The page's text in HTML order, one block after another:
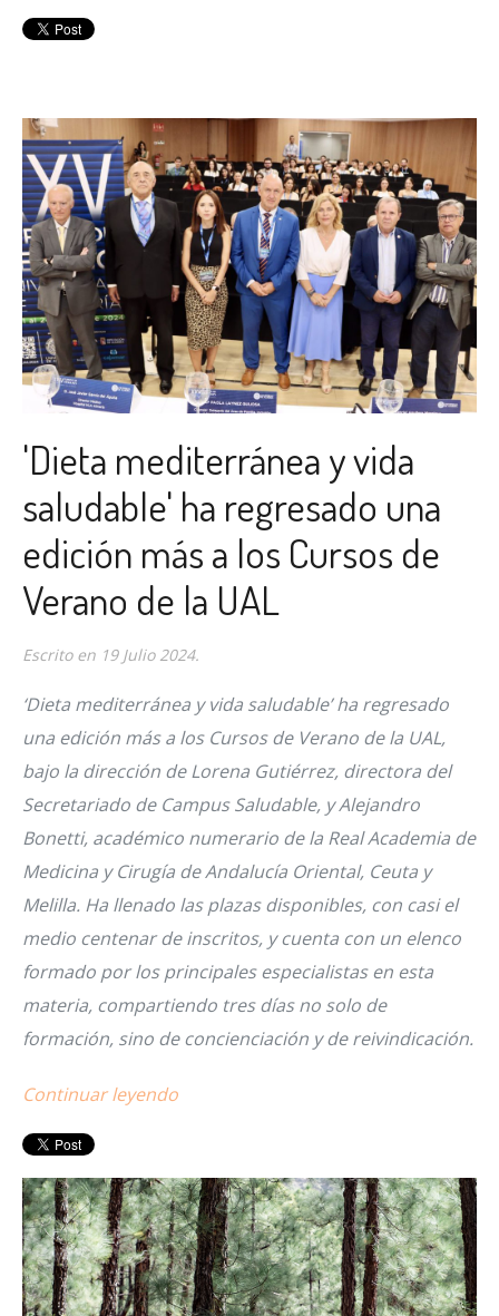
'Dieta mediterránea y vida
saludable' ha regresado una
edición más a los Cursos de
Verano de la UAL
Escrito en 19 Julio 2024.
‘Dieta mediterránea y vida saludable’ ha regresado
una edición más a los Cursos de Verano de la UAL,
bajo la dirección de Lorena Gutiérrez, directora del
Secretariado de Campus Saludable, y Alejandro
Bonetti, académico numerario de la Real Academia de
Medicina y Cirugía de Andalucía Oriental, Ceuta y
Melilla. Ha llenado las plazas disponibles, con casi el
medio centenar de inscritos, y cuenta con un elenco
formado por los principales especialistas en esta
materia, compartiendo tres días no solo de
formación, sino de concienciación y de reivindicación.
Continuar leyendo